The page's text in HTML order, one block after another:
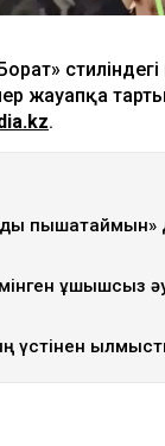
жауапқа
.
пышақтаймын»
ұшқышсыз